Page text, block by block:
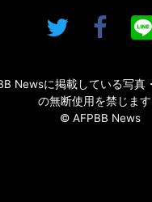
Newsに掲載している写真
の無断使用を禁じます
© AFPBB News